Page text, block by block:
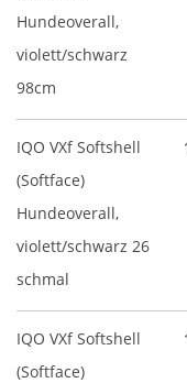
Hundeoverall,
violett/schwarz
98cm
IQO VXf Softshell
(Softface)
Hundeoverall,
violett/schwarz 26
schmal
IQO VXf Softshell
(Softface)